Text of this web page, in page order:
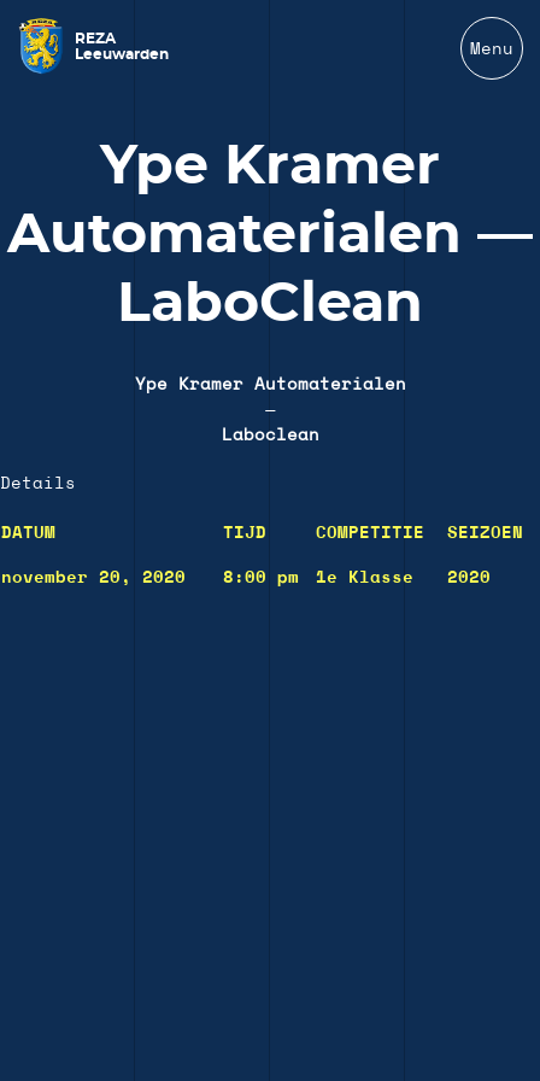
REZA
Leeuwarden
Menu
Ype Kramer
Automaterialen —
LaboClean
Ype Kramer Automaterialen
—
Laboclean
Details
DATUM TIJD COMPETITIE SEIZOEN
november 20, 2020 8:00 pm 1e Klasse 2020